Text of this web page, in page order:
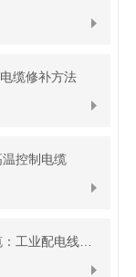
缆修补方法
控制电缆